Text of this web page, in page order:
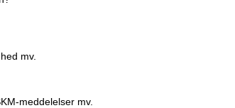
mv.
meddelelser mv.